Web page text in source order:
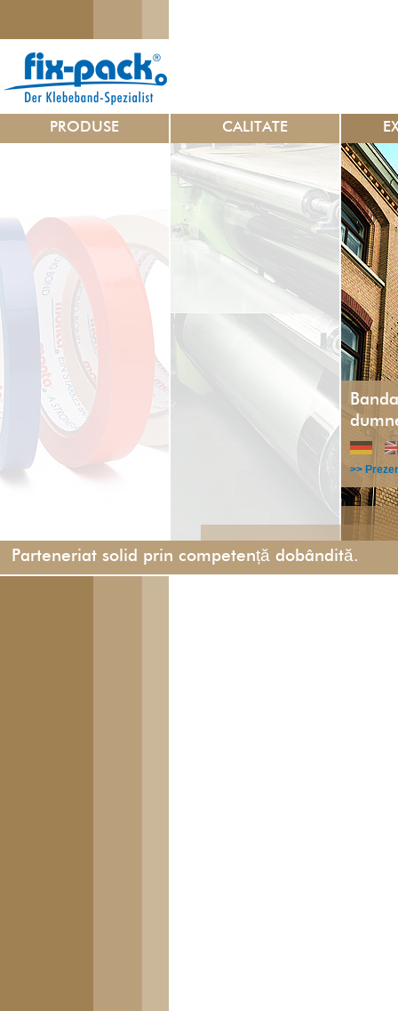
PRODUSE CALITATE
Parteneriat solid prin competență dobândită.
>>